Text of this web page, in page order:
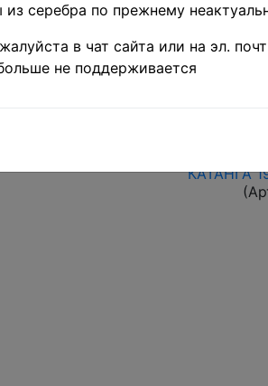
Монеты»
Иностранные
монеты»
Африка»
КАТАНГА
серебра по прежнему
в чат сайта или на эл.
не поддерживается